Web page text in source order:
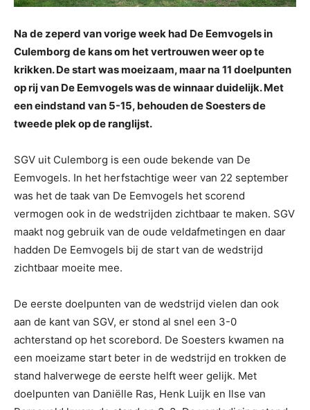
Na de zeperd van vorige week had De Eemvogels in
Culemborg de kans om het vertrouwen weer op te
krikken. De start was moeizaam, maar na 11 doelpunten
op rij van De Eemvogels was de winnaar duidelijk. Met
een eindstand van 5-15, behouden de Soesters de
tweede plek op de ranglijst.
SGV uit Culemborg is een oude bekende van De
Eemvogels. In het herfstachtige weer van 22 september
was het de taak van De Eemvogels het scorend
vermogen ook in de wedstrijden zichtbaar te maken. SGV
maakt nog gebruik van de oude veldafmetingen en daar
hadden De Eemvogels bij de start van de wedstrijd
zichtbaar moeite mee.
De eerste doelpunten van de wedstrijd vielen dan ook
aan de kant van SGV, er stond al snel een 3-0
achterstand op het scorebord. De Soesters kwamen na
een moeizame start beter in de wedstrijd en trokken de
stand halverwege de eerste helft weer gelijk. Met
doelpunten van Daniëlle Ras, Henk Luijk en Ilse van